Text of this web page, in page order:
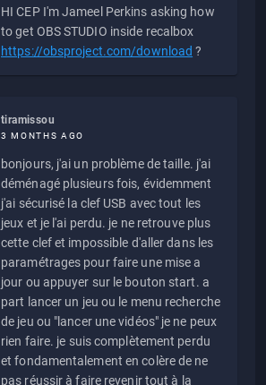
HI CEP I'm Jameel Perkins asking how
to get OBS STUDIO inside recalbox
https://obsproject.com/download ?
tiramissou
3 MONTHS AGO
bonjours, j'ai un problème de taille. j'ai
déménagé plusieurs fois, évidemment
j'ai sécurisé la clef USB avec tout les
jeux et je l'ai perdu. je ne retrouve plus
cette clef et impossible d'aller dans les
paramétrages pour faire une mise a
jour ou appuyer sur le bouton start. a
part lancer un jeu ou le menu recherche
de jeu ou "lancer une vidéos" je ne peux
rien faire. je suis complètement perdu
et fondamentalement en colère de ne
pas réussir à faire revenir tout à la